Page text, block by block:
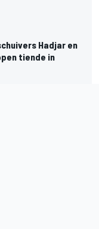
Hadjar en
tiende in